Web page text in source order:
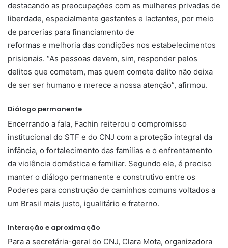
destacando as preocupações com as mulheres privadas de
liberdade, especialmente gestantes e lactantes, por meio
de parcerias para financiamento de
reformas e melhoria das condições nos estabelecimentos
prisionais. “As pessoas devem, sim, responder pelos
delitos que cometem, mas quem comete delito não deixa
de ser ser humano e merece a nossa atenção”, afirmou.
Diálogo permanente
Encerrando a fala, Fachin reiterou o compromisso
institucional do STF e do CNJ com a proteção integral da
infância, o fortalecimento das famílias e o enfrentamento
da violência doméstica e familiar. Segundo ele, é preciso
manter o diálogo permanente e construtivo entre os
Poderes para construção de caminhos comuns voltados a
um Brasil mais justo, igualitário e fraterno.
Interação e aproximação
Para a secretária-geral do CNJ, Clara Mota, organizadora